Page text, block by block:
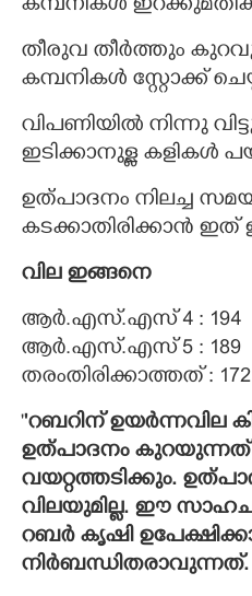
കമ്പനികൾ
തീരുവ തീർത്തും
കമ്പനികൾ സ്റ്റോക്ക്
വിപണിയിൽ നിന്നു
ഇടിക്കാനുള്ള കളികൾ
ഉത്പാദനം നിലച്ച
കടക്കാതിരിക്കാൻ ഇത്
വില ഇങ്ങനെ
ആർ.എസ്.എസ് 4 : 194
ആർ.എസ്.എസ് 5 : 189
തരംതിരിക്കാത്തത് : 172
''റബറിന് ഉയർന്നവില
ഉത്പാദനം
വയറ്റത്തടിക്കും.
വിലയുമില്ല. ഈ
റബർ കൃഷി
നിർബന്ധിതരാവുന്നത്.